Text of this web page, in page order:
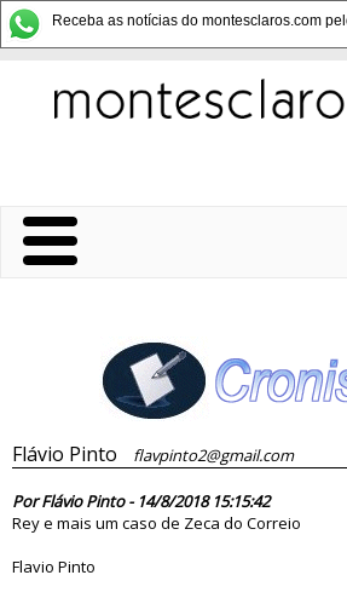
Receba as notícias do montesclaros.com
Flávio Pinto
flavpinto2@gmail.com
Por Flávio Pinto - 14/8/2018 15:15:42
Rey e mais um caso de Zeca do Correio
Flavio Pinto